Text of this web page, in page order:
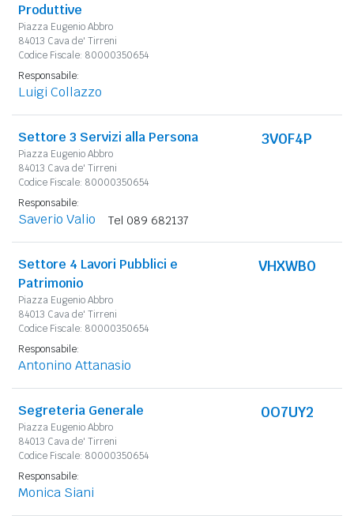
Produttive
Piazza Eugenio Abbro
84013 Cava de' Tirreni
Codice Fiscale: 80000350654
Responsabile:
Luigi Collazzo
Settore 3 Servizi alla Persona
Piazza Eugenio Abbro
84013 Cava de' Tirreni
Codice Fiscale: 80000350654
3V0F4P
Responsabile:
Saverio Valio Tel 089 682137
Settore 4 Lavori Pubblici e
Patrimonio
Piazza Eugenio Abbro
84013 Cava de' Tirreni
Codice Fiscale: 80000350654
VHXWB0
Responsabile:
Antonino Attanasio
Segreteria Generale
Piazza Eugenio Abbro
84013 Cava de' Tirreni
Codice Fiscale: 80000350654
0O7UY2
Responsabile:
Monica Siani